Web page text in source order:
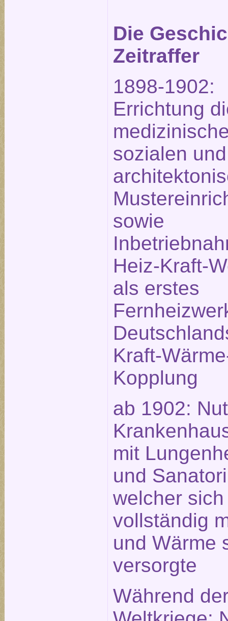
Die
Zeitraffer
1898-1902:
Errichtung
sozialen und
sowie
Heiz-Kraft-
als erstes
Kraft-
Kopplung
ab 1902:
mit
und
welcher sich
vollständig
und Wärme
versorgte
Während